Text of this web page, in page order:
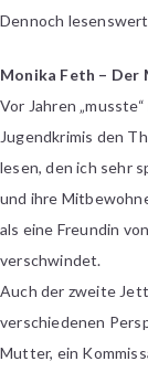
Dennoch
Monika Feth – Der
Vor Jahren
Jugendkrimis den
lesen, den ich sehr
und ihre
als eine Freundin
verschwindet.
Auch der zweite
verschiedenen
Mutter, ein